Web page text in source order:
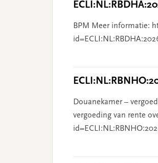
BPM Meer informatie:
Douanekamer –
vergoeding van rente